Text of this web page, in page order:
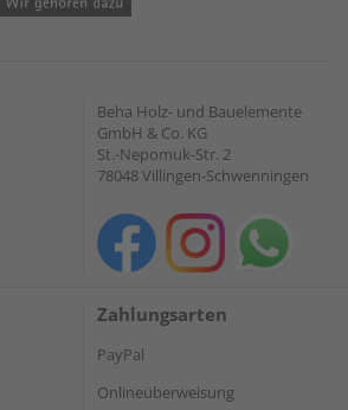
Beha Holz- und Bauelemente
GmbH & Co. KG
St.-Nepomuk-Str. 2
78048 Villingen-Schwenningen
Zahlungsarten
PayPal
Onlineüberweisung